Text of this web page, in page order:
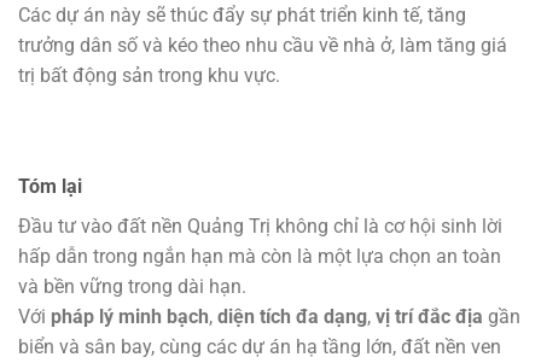
Các dự án này sẽ thúc đẩy sự phát triển kinh tế, tăng
trưởng dân số và kéo theo nhu cầu về nhà ở, làm tăng giá
trị bất động sản trong khu vực.
Tóm lại
Đầu tư vào đất nền Quảng Trị không chỉ là cơ hội sinh lời
hấp dẫn trong ngắn hạn mà còn là một lựa chọn an toàn
và bền vững trong dài hạn.
Với pháp lý minh bạch, diện tích đa dạng, vị trí đắc địa gần
biển và sân bay, cùng các dự án hạ tầng lớn, đất nền ven